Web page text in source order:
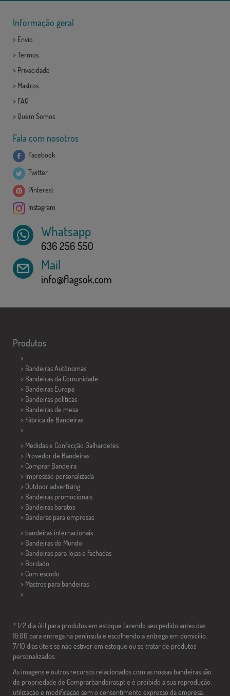
Informação geral
> Envio
> Termos
> Privacidade
> Mastros
> FAQ
> Quem Somos
Fala com nosotros
Facebook
Twitter
Pinterest
Instagram
Whatsapp
636 256 550
Mail
info@flagsok.com
Produtos
>
> Bandeiras Autônomas
> Bandeiras da Comunidade
> Bandeiras Europa
> Bandeiras políticas
> Bandeiras de mesa
> Fábrica de Bandeiras
>
> Medidas e Confecção Galhardetes
> Provedor de Bandeiras
> Comprar Bandeira
> Impressão personalizada
> Outdoor advertising
> Bandeiras promocionais
> Bandeiras baratos
> Banderas para empresas
> bandeiras internacionais
> Bandeiras do Mundo
> Bandeiras para lojas e fachadas
> Bordado
> Com escudo
> Mastros para bandeiras
>
* 1/2 dia útil para produtos em estoque fazendo seu pedido antes das
16:00 para entrega na península e escolhendo a entrega em domicílio.
7/10 dias úteis se não estiver em estoque ou se tratar de produtos
personalizados.
As imagens e outros recursos relacionados com as nossas bandeiras são
de propriedade de Comprarbandeiras.pt e é proibido a sua reprodução,
utilização e modificação sem o consentimento expresso da empresa.